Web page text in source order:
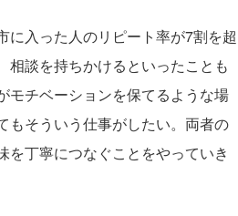
入った人のリピート率が7割を超
相談を持ちかけるといったことも
モチベーションを保てるような場
もそういう仕事がしたい。両者の
丁寧につなぐことをやっていき